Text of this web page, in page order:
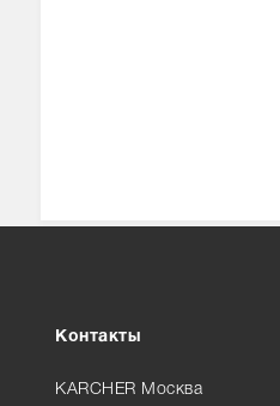
Контакты
KARCHER Москва